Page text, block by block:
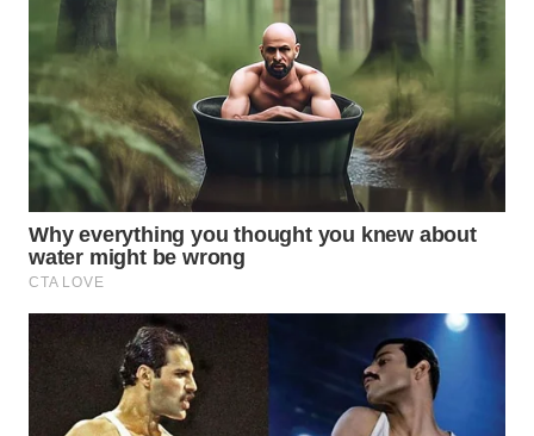
TAPANULI
SELATAN
WN
TANJUNG
LESUNG
WN
KARO
SIMALUNGUN
WN